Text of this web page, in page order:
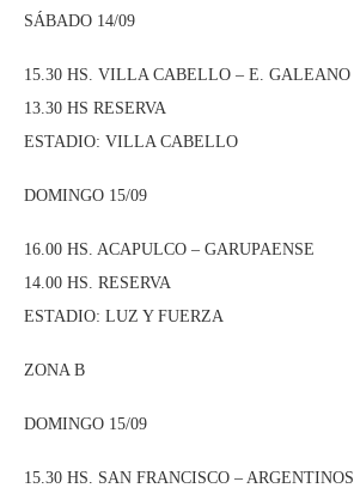
SÁBADO 14/09
15.30 HS. VILLA CABELLO – E. GALEANO
13.30 HS RESERVA
ESTADIO: VILLA CABELLO
DOMINGO 15/09
16.00 HS. ACAPULCO – GARUPAENSE
14.00 HS. RESERVA
ESTADIO: LUZ Y FUERZA
ZONA B
DOMINGO 15/09
15.30 HS. SAN FRANCISCO – ARGENTINOS